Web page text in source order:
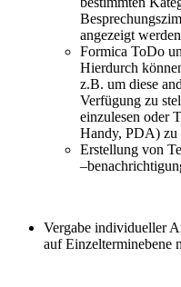
angezeigt
Formica ToDo
Hierdurch
z.B. um diese
Verfügung zu
einzulesen oder
Handy, PDA) zu
Erstellung von
Vergabe individueller
auf Einzelterminebene